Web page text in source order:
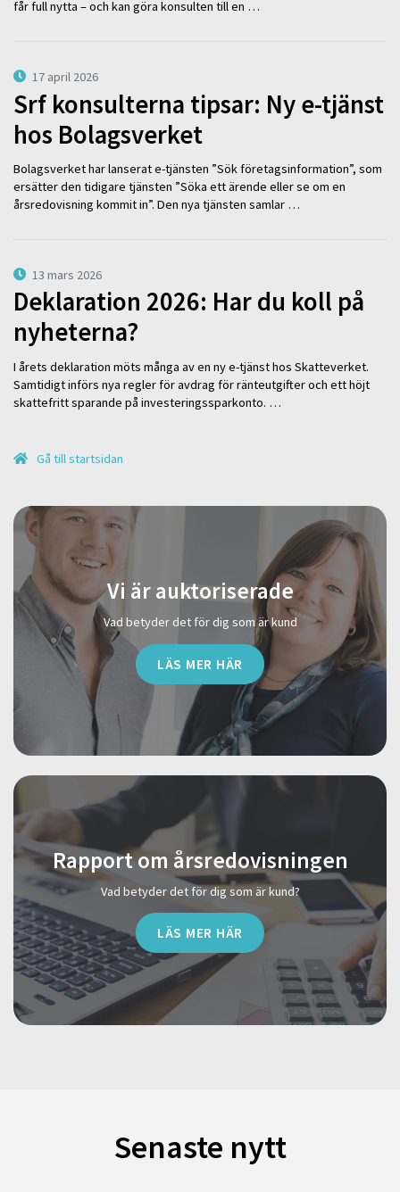
får full nytta – och kan göra konsulten till en …
17 april 2026
Srf konsulterna tipsar: Ny e-tjänst
hos Bolagsverket
Bolagsverket har lanserat e-tjänsten ”Sök företagsinformation”, som
ersätter den tidigare tjänsten ”Söka ett ärende eller se om en
årsredovisning kommit in”. Den nya tjänsten samlar …
13 mars 2026
Deklaration 2026: Har du koll på
nyheterna?
I årets deklaration möts många av en ny e-tjänst hos Skatteverket.
Samtidigt införs nya regler för avdrag för ränteutgifter och ett höjt
skattefritt sparande på investeringssparkonto. …
Gå till startsidan
Vi är auktoriserade
Vad betyder det för dig som är kund
LÄS MER HÄR
Rapport om årsredovisningen
Vad betyder det för dig som är kund?
LÄS MER HÄR
Senaste nytt